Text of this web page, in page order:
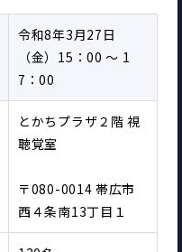
令和8年3月27日
（金）15：00 ～ 1
7：00
とかちプラザ２階 視
聴覚室
〒080-0014 帯広市
西４条南13丁目１